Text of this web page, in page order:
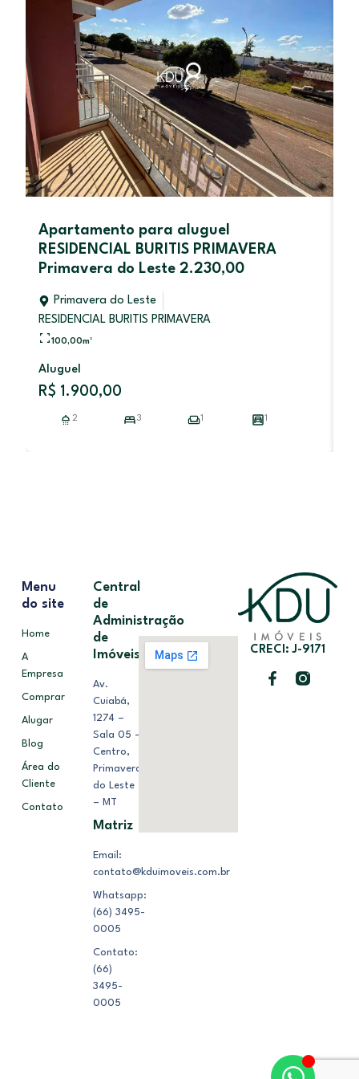
Apartamento para aluguel
RESIDENCIAL BURITIS PRIMAVERA
Primavera do Leste 2.230,00
Primavera do Leste
RESIDENCIAL BURITIS PRIMAVERA
100,00m²
Aluguel
R$ 1.900,00
2 3 1 1
CRECI: J-9171
Menu
do site
Home
A
Empresa
Comprar
Alugar
Blog
Área do
Cliente
Contato
Central
de
Administração
de
Imóveis
Av.
Cuiabá,
1274 –
Sala 05 –
Centro,
Primavera
do Leste
– MT
Matriz
Email:
contato@kduimoveis.com.br
Whatsapp:
(66) 3495-
0005
Contato:
(66)
3495-
0005